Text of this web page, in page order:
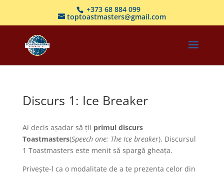
+373 68 884 099
toptoastmasters@gmail.com
Discurs 1: Ice Breaker
Ai decis așadar să ții primul discurs
Toastmasters(Speech one: The Ice breaker). Discursul
1 Toastmasters este menit să spargă gheața.
Privește-l ca o modalitate de a te prezenta celor din